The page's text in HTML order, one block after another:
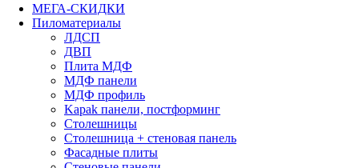
МЕГА-СКИДКИ
Пиломатериалы
ЛДСП
ДВП
Плита МДФ
МДФ панели
МДФ профиль
Kapak панели, постформинг
Столешницы
Столешница + стеновая панель
Фасадные плиты